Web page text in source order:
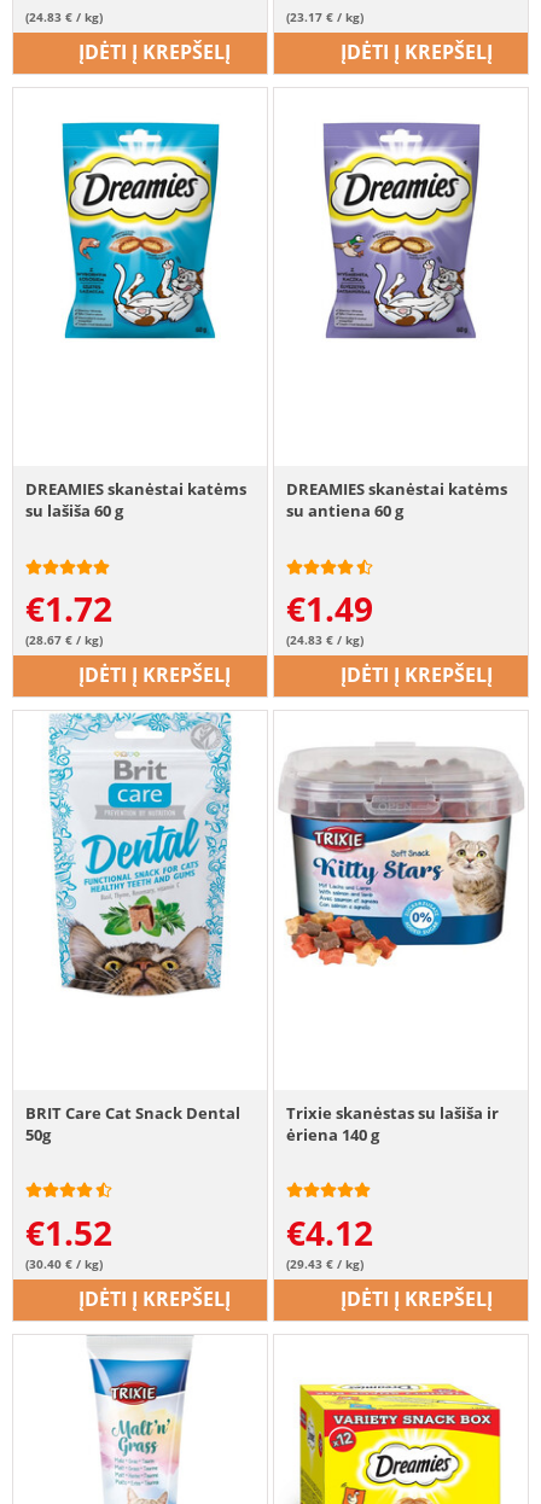
(24.83 € / kg)
ĮDĖTI Į KREPŠELĮ
(23.17 € / kg)
ĮDĖTI Į KREPŠELĮ
DREAMIES skanėstai katėms
su lašiša 60 g
€1.72
(28.67 € / kg)
ĮDĖTI Į KREPŠELĮ
DREAMIES skanėstai katėms
su antiena 60 g
€1.49
(24.83 € / kg)
ĮDĖTI Į KREPŠELĮ
BRIT Care Cat Snack Dental
50g
€1.52
(30.40 € / kg)
ĮDĖTI Į KREPŠELĮ
Trixie skanėstas su lašiša ir
ėriena 140 g
€4.12
(29.43 € / kg)
ĮDĖTI Į KREPŠELĮ